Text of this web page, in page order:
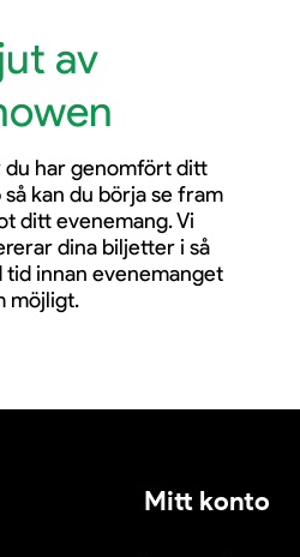
av
du har genomfört ditt
så kan du börja se fram
ditt evenemang. Vi
dina biljetter i så
tid innan evenemanget
möjligt.
Mitt konto